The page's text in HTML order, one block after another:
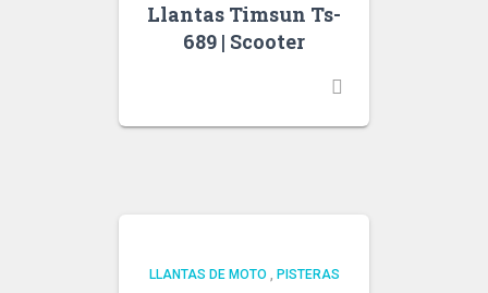
Llantas Timsun Ts-
689 | Scooter
LLANTAS DE MOTO, PISTERAS